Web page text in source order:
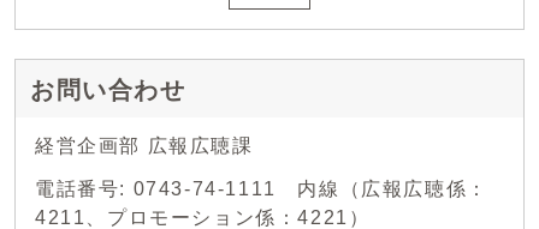
お問い合わせ
経営企画部 広報広聴課
電話番号: 0743-74-1111 内線（広報広聴係：
4211、プロモーション係：4221）